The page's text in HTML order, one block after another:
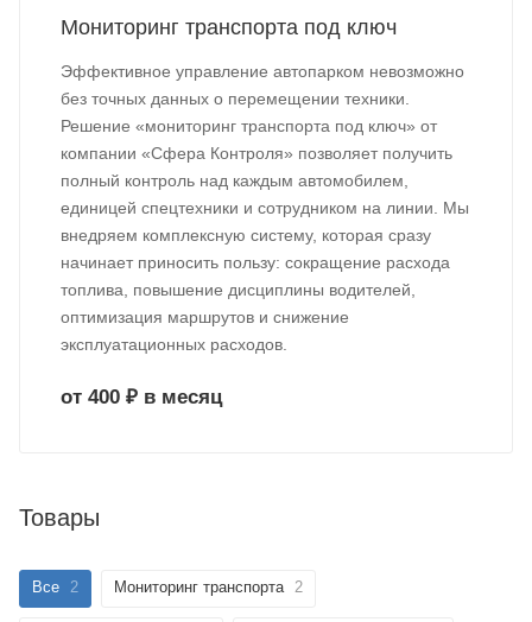
Мониторинг транспорта под ключ
Эффективное управление автопарком невозможно
без точных данных о перемещении техники.
Решение «мониторинг транспорта под ключ» от
компании «Сфера Контроля» позволяет получить
полный контроль над каждым автомобилем,
единицей спецтехники и сотрудником на линии. Мы
внедряем комплексную систему, которая сразу
начинает приносить пользу: сокращение расхода
топлива, повышение дисциплины водителей,
оптимизация маршрутов и снижение
эксплуатационных расходов.
от 400 ₽ в месяц
Товары
Все 2 Мониторинг транспорта 2